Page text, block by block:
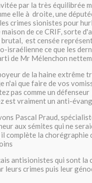
par la très équilibrée
elle à droite, une
crimes sionistes pour
de ce CRIF, sorte
brutal, est censée
israélienne ce que les
de Mr Mélenchon
de la haine extrême
n'ai que faire de vos
pas comme un
est vraiment un anti-
Pascal Praud,
aux sémites qui ne
la chorégraphie
antisionistes qui sont la
leurs crimes puis leur